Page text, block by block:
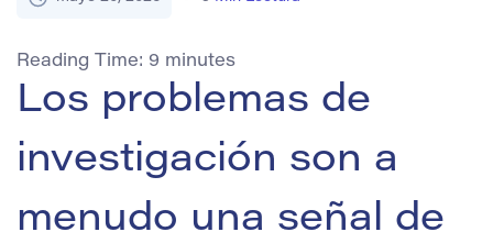
Reading Time: 9 minutes
Los problemas de
investigación son a
menudo una señal de